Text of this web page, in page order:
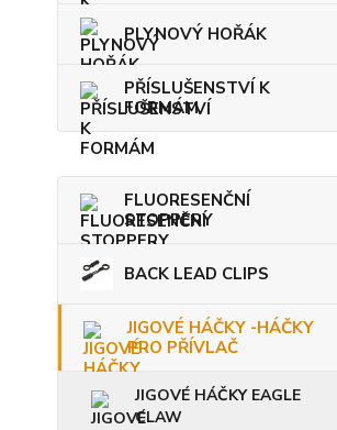
PLYNOVÝ HOŘÁK
PŘÍSLUŠENSTVÍ K
FORMÁM
FLUORESENČNÍ
STOPPERY
BACK LEAD CLIPS
JIGOVÉ HÁČKY -HÁČKY
PRO PŘÍVLAČ
JIGOVÉ HÁČKY EAGLE
CLAW